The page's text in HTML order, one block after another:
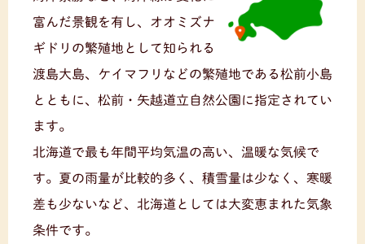
富んだ景観を有し、オオミズナ
ギドリの繁殖地として知られる
渡島大島、ケイマフリなどの繁殖地である松前小島
とともに、松前・矢越道立自然公園に指定されてい
ます。
北海道で最も年間平均気温の高い、温暖な気候で
す。夏の雨量が比較的多く、積雪量は少なく、寒暖
差も少ないなど、北海道としては大変恵まれた気象
条件です。